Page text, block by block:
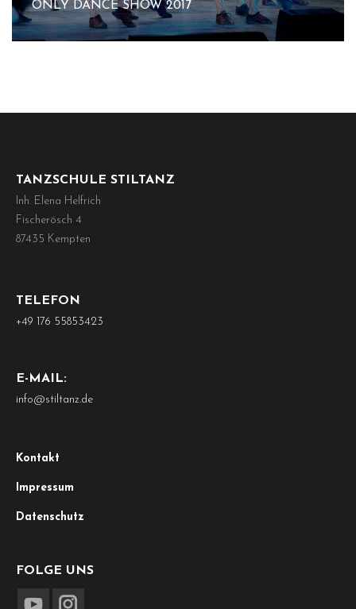
ONLY DANCE SHOW 2017
TANZSCHULE STILTANZ
Inh. Elena Helfrich
Fischerösch 4
87435 Kempten
TELEFON
+49 176 55853423
E-MAIL:
info@stiltanz.de
Kontakt
Impressum
Datenschutz
FOLGE UNS
Finden Sie uns auf: